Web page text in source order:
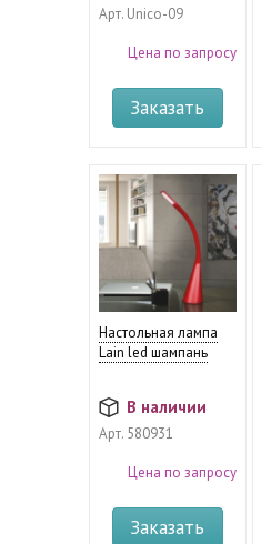
Арт.Unico-09
Цена по запросу
Заказать
Настольная лампа
Lain led шампань
В наличии
Арт.580931
Цена по запросу
Заказать